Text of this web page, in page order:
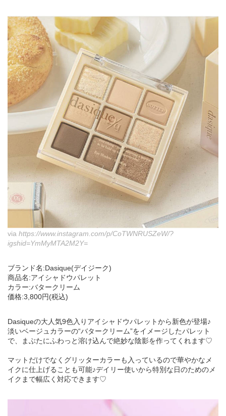
via https://www.instagram.com/p/CoTWNRUSZeW/?
igshid=YmMyMTA2M2Y=
ブランド名:Dasique(デイジーク)
商品名:アイシャドウパレット
カラー:バタークリーム
価格:3,800円(税込)
Dasiqueの大人気9色入りアイシャドウパレットから新色が登場♪
淡いベージュカラーの“バタークリーム”をイメージしたパレット
で、まぶたにふわっと溶け込んで絶妙な陰影を作ってくれます♡
マットだけでなくグリッターカラーも入っているので華やかなメ
イクに仕上げることも可能♪デイリー使いから特別な日のためのメ
イクまで幅広く対応できます♡